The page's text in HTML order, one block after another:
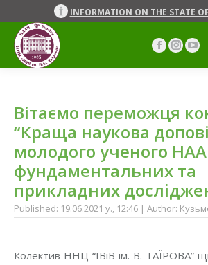
INFORMATION ON THE STATE
Facebook
page
new
window
page
new
window
new
Вітаємо переможця
“Краща наукова
молодого ученого
фундаментальних та
прикладних
Published: 19.06.2021 y., 12:46 | Author:
Колектив ННЦ “IВiВ iм. В. ТАЇРОВА”